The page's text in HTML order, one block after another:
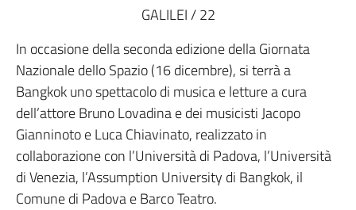
GALILEI / 22
In occasione della seconda edizione della Giornata
Nazionale dello Spazio (16 dicembre), si terrà a
Bangkok uno spettacolo di musica e letture a cura
dell’attore Bruno Lovadina e dei musicisti Jacopo
Gianninoto e Luca Chiavinato, realizzato in
collaborazione con l’Università di Padova, l’Università
di Venezia, l’Assumption University di Bangkok, il
Comune di Padova e Barco Teatro.